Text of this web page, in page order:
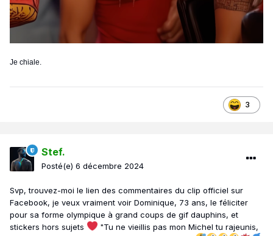
Je chiale.
3
Stef.
Posté(e) 6 décembre 2024
Svp, trouvez-moi le lien des commentaires du clip officiel sur
Facebook, je veux vraiment voir Dominique, 73 ans, le féliciter
pour sa forme olympique à grand coups de gif dauphins, et
stickers hors sujets
"Tu ne vieillis pas mon Michel tu rajeunis,